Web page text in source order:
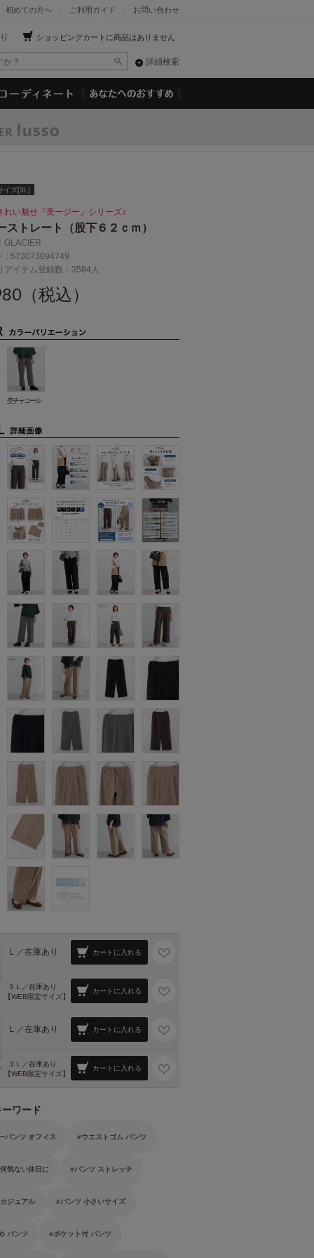
お問い合わせ
ご利用ガイド
初めての方へ
ショッピングカートに商品はありません
詳細検索
イズ[3L]
れい魅せ『美ージー』シリーズ♪
ストレート（股下６２ｃｍ）
GLACIER
: 573073094749
アイテム登録数：3584人
（税込）
杢チャコール
Ｌ／在庫あり カートに入れる
３Ｌ／在庫あり
【WEB限定サイズ】
カートに入れる
Ｌ／在庫あり カートに入れる
３Ｌ／在庫あり
【WEB限定サイズ】
カートに入れる
ーワード
パンツ オフィス ウエストゴム パンツ
気ない休日に パンツ ストレッチ
ジュアル パンツ 小さいサイズ
パンツ ポケット付 パンツ